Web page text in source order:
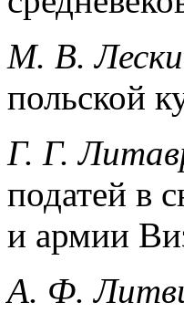
М. В.
польской
Г. Г.
податей в
и армии
А. Ф.